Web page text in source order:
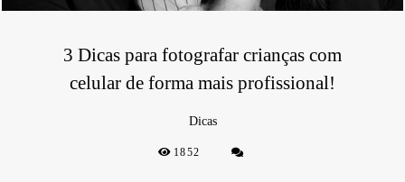
3 Dicas para fotografar crianças com
celular de forma mais profissional!
Dicas
1852